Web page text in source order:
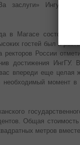
заслуги»
в Магасе состоялось
гостей был и
России
достижения ИнгГУ.
впереди еще целая
необходимый момент
Общая
метров